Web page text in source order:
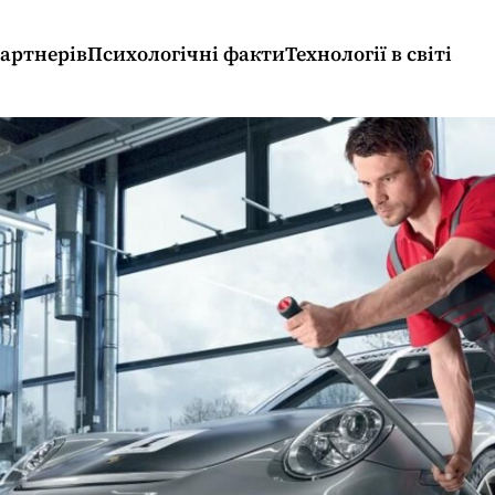
Психологічні фактиТехнології в світі